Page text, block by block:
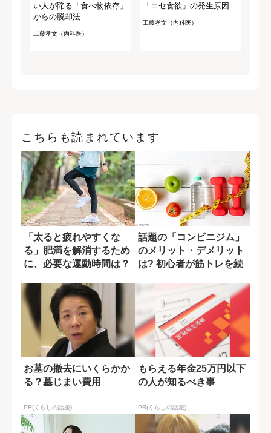
い人が陥る「食べ物依存」
からの脱却法
工藤孝文（内科医）
「ニセ食欲」の発生原因
工藤孝文（内科医）
こちらも読まれています
「太ると疲れやすくな
る」肥満を解消するため
に、必要な運動時間は？
話題の「コンビニジム」
のメリット・デメリット
は? 初心者が筋トレを続
お墓の撤去にいくらかか
る？墓じまい費用
PR(くらしの話題)
もらえる年金25万円以下
の人が知るべき事
PR(くらしの話題)